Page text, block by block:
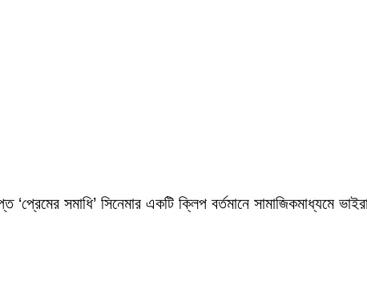
সমাধি’ সিনেমার একটি ক্লিপ বর্তমানে সামাজিকমাধ্যমে